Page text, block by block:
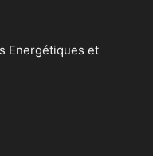
Energétiques et